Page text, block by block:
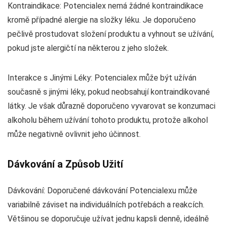
Kontraindikace: Potencialex nemá žádné kontraindikace
kromě případné alergie na složky léku. Je doporučeno
pečlivě prostudovat složení produktu a vyhnout se užívání,
pokud jste alergičtí na některou z jeho složek.
Interakce s Jinými Léky: Potencialex může být užíván
současně s jinými léky, pokud neobsahují kontraindikované
látky. Je však důrazně doporučeno vyvarovat se konzumaci
alkoholu během užívání tohoto produktu, protože alkohol
může negativně ovlivnit jeho účinnost.
Dávkování a Způsob Užití
Dávkování: Doporučené dávkování Potencialexu může
variabilně záviset na individuálních potřebách a reakcích.
Většinou se doporučuje užívat jednu kapsli denně, ideálně